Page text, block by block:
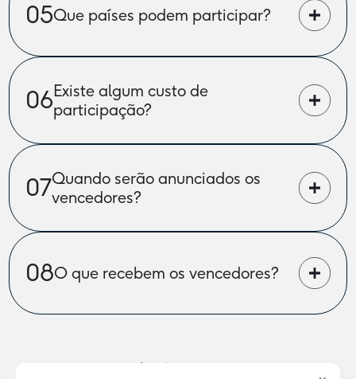
05Que países podem participar?
06Existe algum custo de
participação?
07Quando serão anunciados os
vencedores?
08O que recebem os vencedores?